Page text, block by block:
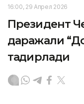
16:00, 29 Апрел 2026
Президент
даражали
тақдирлади